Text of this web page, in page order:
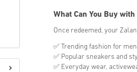
What Can You Buy
Once redeemed, your
✅ Trending fashion for
✅ Popular sneakers and
✅ Everyday wear,